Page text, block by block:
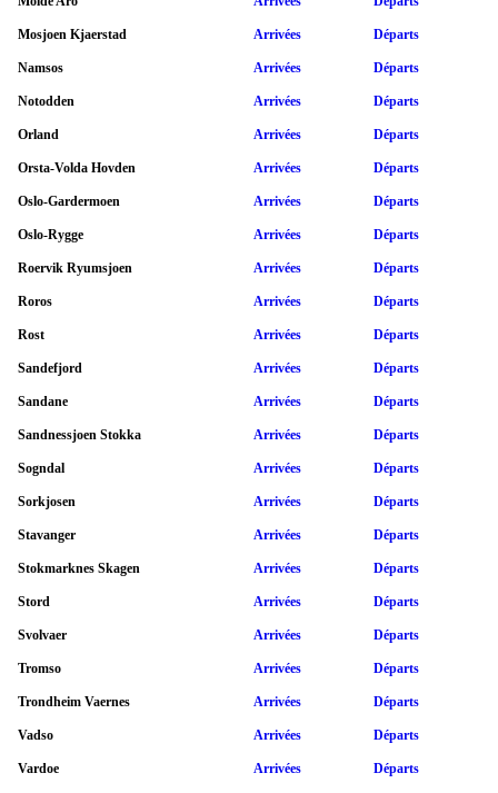
Mosjoen Kjaerstad Arrivées Départs
Namsos Arrivées Départs
Notodden Arrivées Départs
Orland Arrivées Départs
Orsta-Volda Hovden Arrivées Départs
Oslo-Gardermoen Arrivées Départs
Oslo-Rygge Arrivées Départs
Roervik Ryumsjoen Arrivées Départs
Roros Arrivées Départs
Rost Arrivées Départs
Sandefjord Arrivées Départs
Sandane Arrivées Départs
Sandnessjoen Stokka Arrivées Départs
Sogndal Arrivées Départs
Sorkjosen Arrivées Départs
Stavanger Arrivées Départs
Stokmarknes Skagen Arrivées Départs
Stord Arrivées Départs
Svolvaer Arrivées Départs
Tromso Arrivées Départs
Trondheim Vaernes Arrivées Départs
Vadso Arrivées Départs
Vardoe Arrivées Départs